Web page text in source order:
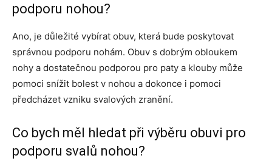
podporu nohou?
Ano, je důležité vybírat obuv, která bude poskytovat
správnou podporu nohám. Obuv s dobrým obloukem
nohy a dostatečnou podporou pro paty a klouby může
pomoci snížit bolest v nohou a dokonce i pomoci
předcházet vzniku svalových zranění.
Co bych měl hledat při výběru obuvi pro
podporu svalů nohou?